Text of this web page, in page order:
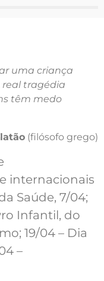
uma criança
real tragédia
têm medo
(filósofo grego)
internacionais
Saúde, 7/04;
Infantil, do
19/04 – Dia
–